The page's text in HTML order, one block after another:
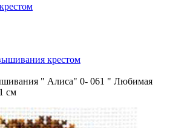
крестом
" Алиса" 0- 061 " Любимая
см